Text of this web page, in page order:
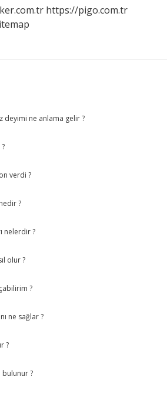
https://pigo.com.tr
deyimi ne anlama gelir ?
verdi ?
?
nelerdir ?
olur ?
?
ne sağlar ?
?
bulunur ?